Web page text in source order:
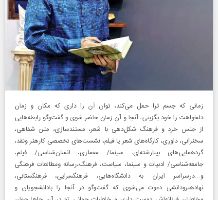
زمانی که جسم ترا حمل می‌کند، توان آن را داری که مکان و زمان
دلخواهت را خود بگزینی، آنجا و آن زمان حاضر شوی و گفت‌وگو رابطه‌هایی
از جنس خرد و فرهنگ شکل‌دهی با شعر، مستندسازی، متن شفاهی،
سخنرانی، داوری، کارگاه‌های شعر یا فیلم، نشست‌های تخصصی کارهنر ونقد،
گردهمایی‌های بینارشته‌ای، سینما‌/ معماری، انسان‌شناسی/ فیلم،
جامعه‌شناسی/ ادبیات و سینما، سیاست، فرهنگ،رسانه ومطالعات فرهنگی
و...درسراسر ایران به دانشگاه‌هایی، فرهنگسرایی، فرهنگستانی،
نهادهنرودانشی دعوت می‌شوی که گفت‌وگو در آنجا را بادانشجویان و